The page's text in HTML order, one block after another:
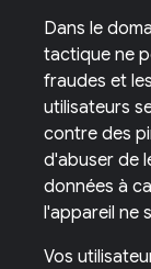
Dans le
tactique ne
fraudes et
utilisateurs
contre des
d'abuser de
données à
l'appareil ne
Vos